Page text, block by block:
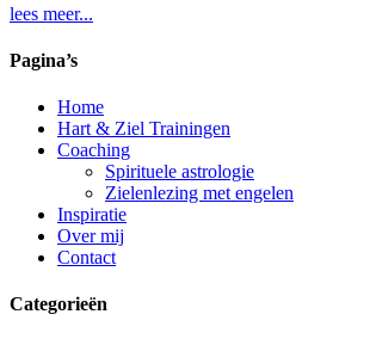
lees meer...
Pagina’s
Home
Hart & Ziel Trainingen
Coaching
Spirituele astrologie
Zielenlezing met engelen
Inspiratie
Over mij
Contact
Categorieën